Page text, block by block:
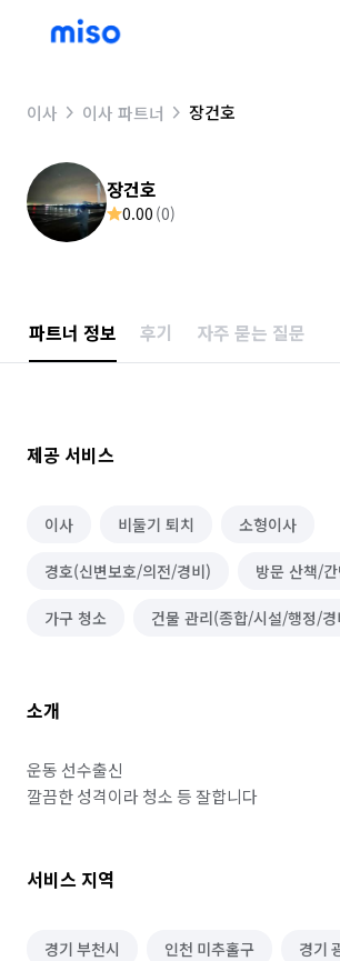
이사 이사 파트너 장건호
장건호
0.00 (0)
파트너 정보 후기 자주 묻는 질문
제공 서비스
이사 비둘기 퇴치 소형이사
경호(신변보호/의전/경비) 방문 산책/
가구 청소 건물 관리(종합/시설/행정/경
소개
운동 선수출신
깔끔한 성격이라 청소 등 잘합니다
서비스 지역
경기 부천시 인천 미추홀구 경기